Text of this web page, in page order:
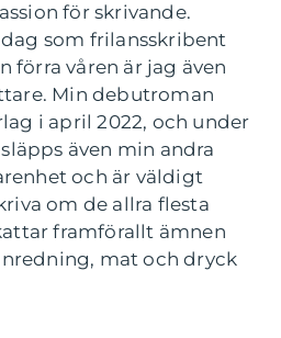
för skrivande.
som frilansskribent
förra våren är jag även
Min debutroman
i april 2022, och under
även min andra
och är väldigt
om de allra flesta
framförallt ämnen
mat och dryck